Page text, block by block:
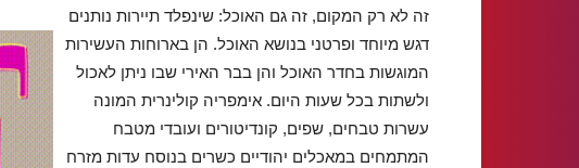
זה לא רק המקום, זה גם האוכל: שינפלד תיירות נותנים
דגש מיוחד ופרטני בנושא האוכל. הן בארוחות העשירות
המוגשות בחדר האוכל והן בבר האירי שבו ניתן לאכול
ולשתות בכל שעות היום. אימפריה קולינרית המונה
עשרות טבחים, שפים, קונדיטורים ועובדי מטבח
המתמחים במאכלים יהודיים כשרים בנוסח עדות מזרח